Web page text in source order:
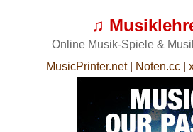
♫
Online Musik-Spiele &
MusicPrinter.net| Noten.cc|